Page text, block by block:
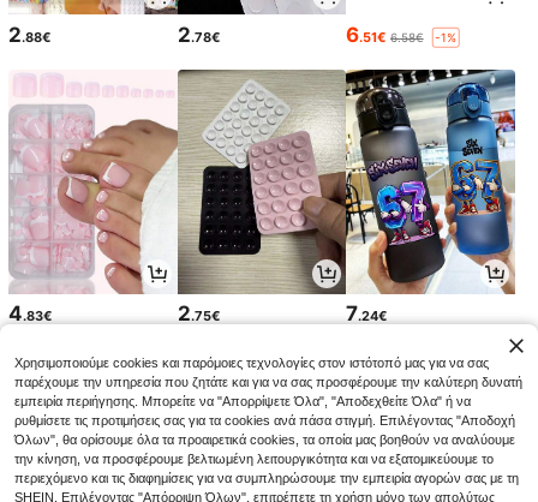
2.88€ 2.78€ 6.51€ 6.58€ -1%
4.83€ 2.75€ 7.24€
Χρησιμοποιούμε cookies και παρόμοιες τεχνολογίες στον ιστότοπό μας για να σας
παρέχουμε την υπηρεσία που ζητάτε και για να σας προσφέρουμε την καλύτερη δυνατή
εμπειρία περιήγησης. Μπορείτε να "Απορρίψετε Όλα", "Αποδεχθείτε Όλα" ή να
ρυθμίσετε τις προτιμήσεις σας για τα cookies ανά πάσα στιγμή. Επιλέγοντας "Αποδοχή
Όλων", θα ορίσουμε όλα τα προαιρετικά cookies, τα οποία μας βοηθούν να αναλύουμε
την κίνηση, να προσφέρουμε βελτιωμένη λειτουργικότητα και να εξατομικεύουμε το
περιεχόμενο και τις διαφημίσεις για να συμπληρώσουμε την εμπειρία αγορών σας με τη
SHEIN. Επιλέγοντας "Απόρριψη Όλων", επιτρέπετε τη χρήση μόνο των απολύτως